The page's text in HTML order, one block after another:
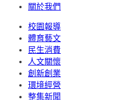
關於我們
校園報導
體育藝文
民生消費
人文關懷
創新創業
環境經營
整集新聞